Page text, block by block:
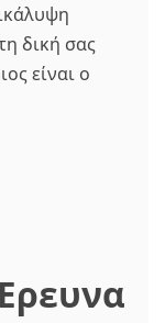
δική σας
είναι ο